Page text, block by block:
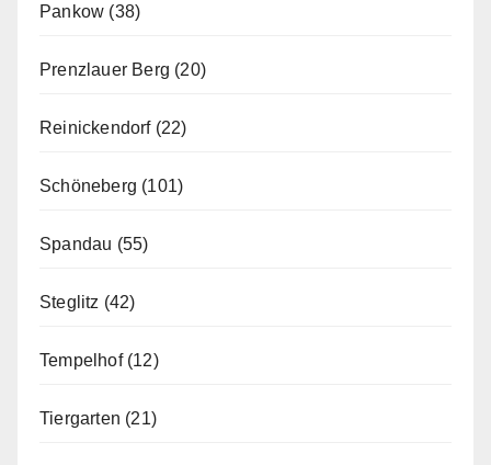
Pankow (38)
Prenzlauer Berg (20)
Reinickendorf(22)
Schöneberg (101)
Spandau (55)
Steglitz (42)
Tempelhof(12)
Tiergarten (21)